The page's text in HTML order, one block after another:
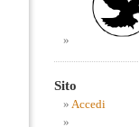
Sito
Accedi